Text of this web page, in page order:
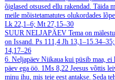
õiglased otsused ellu rakendad. Täida
meile mõistetamatutes olukordades
Lk 22,1–6; Mt 27,15–30
SUUR NELJAPÄEV Tema on
on Issand. Ps 111,4 Jh
14,17–26
6. Neljapäev Niikaua kui püsib maa, ei
päev ega öö. 1Ms 8,22 Jeesus võttis
minu ihu, mis teie eest antakse. Seda